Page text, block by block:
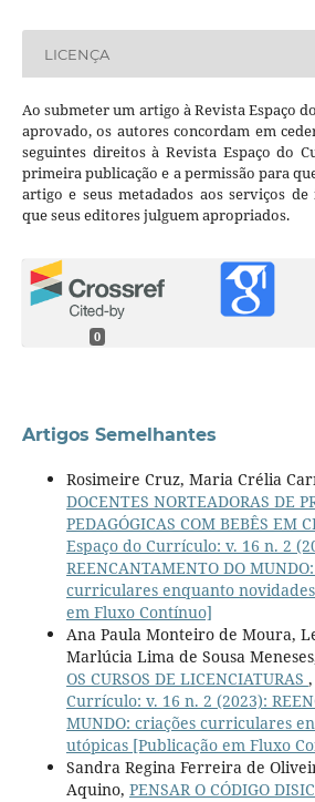
LICENÇA
Ao submeter um artigo à Revista Espaço
aprovado, os autores concordam em
seguintes direitos à Revista Espaço do
primeira publicação e a permissão para
artigo e seus metadados aos serviços
que seus editores julguem apropriados.
0
Artigos Semelhantes
Rosimeire Cruz, Maria Crélia
DOCENTES NORTEADORAS DE
PEDAGÓGICAS COM BEBÊS EM
Espaço do Currículo: v. 16 n. 2
REENCANTAMENTO DO
curriculares enquanto
em Fluxo Contínuo]
Ana Paula Monteiro de Moura,
Marlúcia Lima de Sousa
OS CURSOS DE LICENCIATURAS ,
Currículo: v. 16 n. 2 (2023):
MUNDO: criações curriculares
utópicas [Publicação em Fluxo
Sandra Regina Ferreira de
Aquino, PENSAR O CÓDIGO